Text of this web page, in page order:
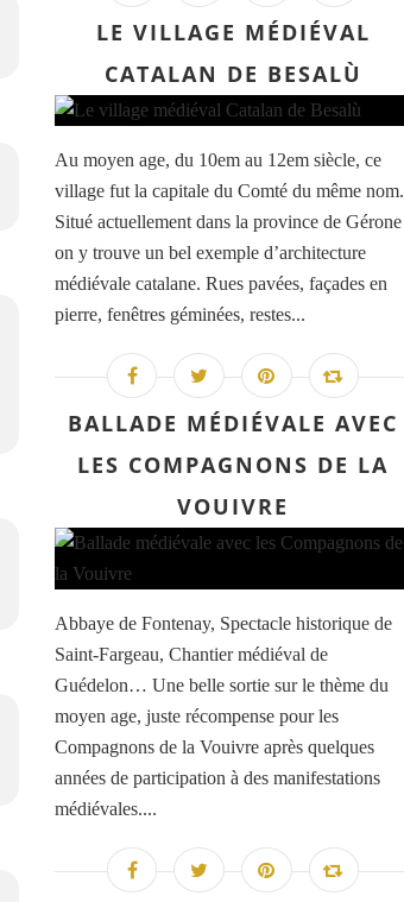
LE VILLAGE MÉDIÉVAL
CATALAN DE BESALÙ
Au moyen age, du 10em au 12em siècle, ce
village fut la capitale du Comté du même nom.
Situé actuellement dans la province de Gérone
on y trouve un bel exemple d’architecture
médiévale catalane. Rues pavées, façades en
pierre, fenêtres géminées, restes...
BALLADE MÉDIÉVALE AVEC
LES COMPAGNONS DE LA
VOUIVRE
Abbaye de Fontenay, Spectacle historique de
Saint-Fargeau, Chantier médiéval de
Guédelon… Une belle sortie sur le thème du
moyen age, juste récompense pour les
Compagnons de la Vouivre après quelques
années de participation à des manifestations
médiévales....